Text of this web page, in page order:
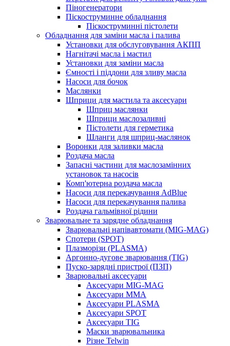
Піногенератори
Піскоструминне обладнання
Піскоструминні пістолети
Обладнання для заміни масла і палива
Установки для обслуговування АКПП
Нагнітачі масла і мастил
Установки для заміни масла
Ємності і піддони для зливу масла
Насоси для бочок
Маслянки
Шприци для мастила та аксесуари
Шприц маслянки
Шприци маслозаливні
Пістолети для герметика
Шланги для шприц-маслянок
Воронки для заливки масла
Роздача масла
Запасні частини для маслозамінних
установок та насосів
Комп'ютерна роздача масла
Насоси для перекачування AdBlue
Насоси для перекачування палива
Роздача гальмівної рідини
Зварювальне та зарядне обладнання
Зварювальні напівавтомати (MIG-MAG)
Спотери (SPOT)
Плазморізи (PLASMA)
Аргонно-дугове зварювання (TIG)
Пуско-зарядні пристрої (ПЗП)
Зварювальні аксесуари
Аксесуари MIG-MAG
Аксесуари MMA
Аксесуари PLASMA
Аксесуари SPOT
Аксесуари TIG
Маски зварювальника
Різне Telwin